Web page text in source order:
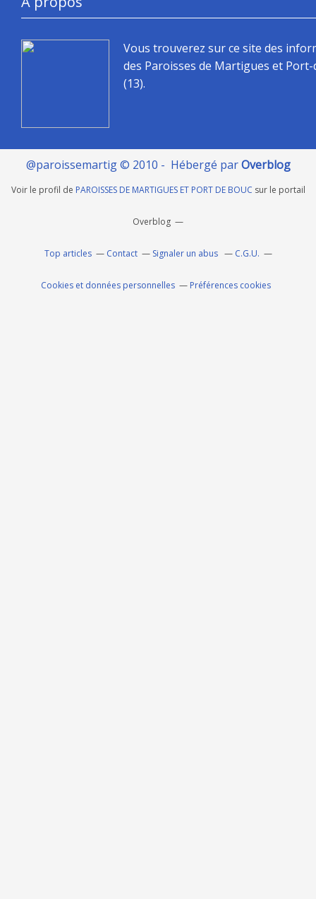
Vous trouverez sur ce site des
des Paroisses de Martigues et
(13).
@paroissemartig © 2010 - Hébergé parOverblog
Voir le profil de PAROISSES DE MARTIGUES ET PORT DE BOUC sur le portail
Overblog
Top articles Contact Signaler un abus C.G.U.
Cookies et données personnelles Préférences cookies